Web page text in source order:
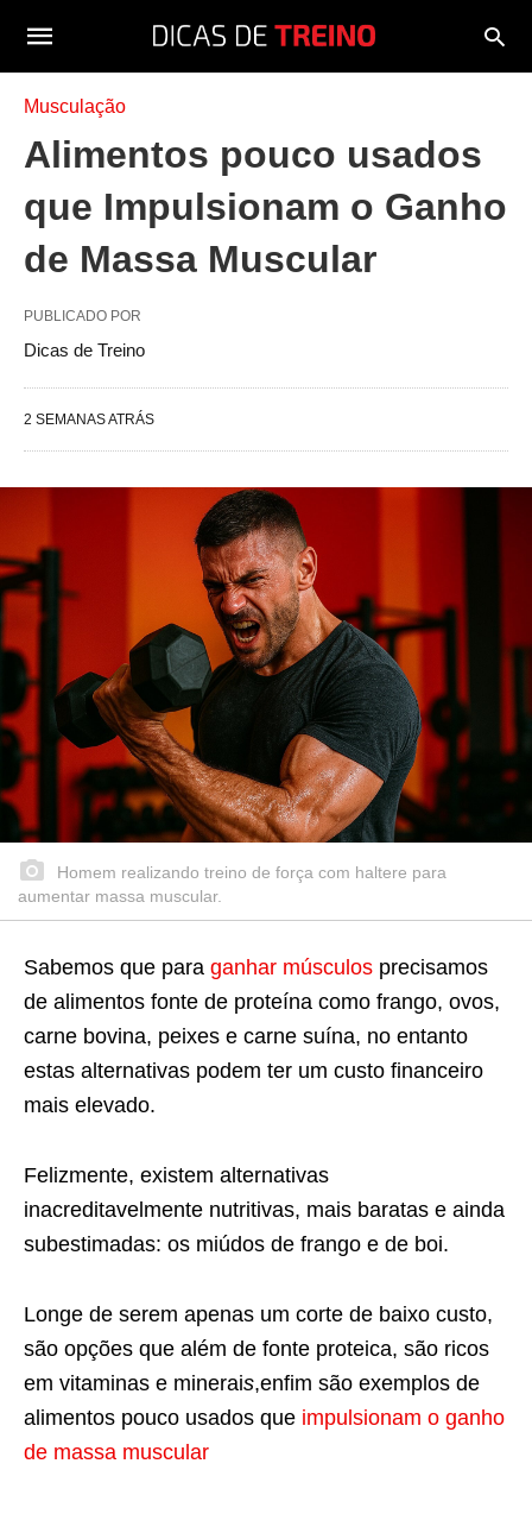
Musculação
Alimentos pouco usados
que Impulsionam o Ganho
de Massa Muscular
PUBLICADO POR
Dicas de Treino
2 SEMANAS ATRÁS
Homem realizando treino de força com haltere para
aumentar massa muscular.
Sabemos que para ganhar músculos precisamos
de alimentos fonte de proteína como frango, ovos,
carne bovina, peixes e carne suína, no entanto
estas alternativas podem ter um custo financeiro
mais elevado.
Felizmente, existem alternativas
inacreditavelmente nutritivas, mais baratas e ainda
subestimadas: os miúdos de frango e de boi.
Longe de serem apenas um corte de baixo custo,
são opções que além de fonte proteica, são ricos
em vitaminas e minerais,enfim são exemplos de
alimentos pouco usados que impulsionam o ganho
de massa muscular